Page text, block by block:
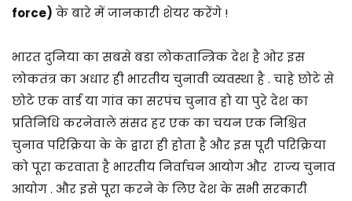
2
2
5
force) के बारे में जानकारी शेयर करेंगे !
भारत दुनिया का सबसे बडा लोकतान्त्रिक देश है ओर इस
लोकतंत्र का अधार ही भारतीय चुनावी व्यवस्था है . चाहे छोटे से
छोटे एक वार्ड या गांव का सरपंच चुनाव हो या पुरे देश का
प्रतिनिधि करनेवाले संसद हर एक का चयन एक निश्चित
चुनाव परिक्रिया के के द्वारा ही होता है और इस पूरी परिक्रिया
को पूरा करवाता है भारतीय निर्वाचन आयोग और राज्य चुनाव
आयोग . और इसे पूरा करने के लिए देश के सभी सरकारी